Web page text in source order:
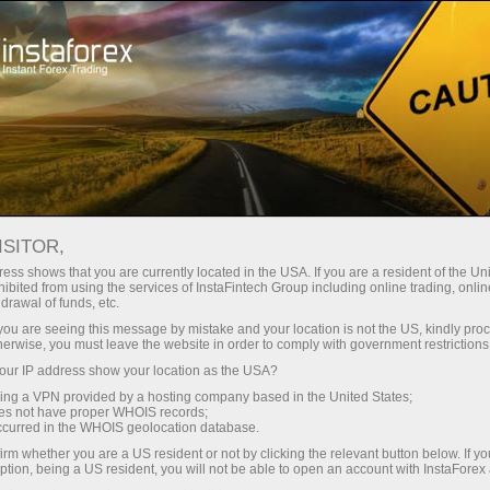
О компании
Стена наград
компании
ИнстаФорекс
ИнстаФорекс - один из ведущих мировых
брендов на рынке Форекс. Компании,
стоящие за брендом ИнстаФорекс имеют
устойчивую конкурентную позицию во всех
shows that you are currently located in the USA. If you are a resident of the
from using the services of InstaFintech Group including online trading,
of funds, etc.
are seeing this message by mistake and your location is not the US, kindly
you must leave the website in order to comply with government
IP address show your location as the USA?
a VPN provided by a hosting company based in the United States;
not have proper WHOIS records;
in the WHOIS geolocation database.
whether you are a US resident or not by clicking the relevant button below. If
being a US resident, you will not be able to open an account with InstaForex